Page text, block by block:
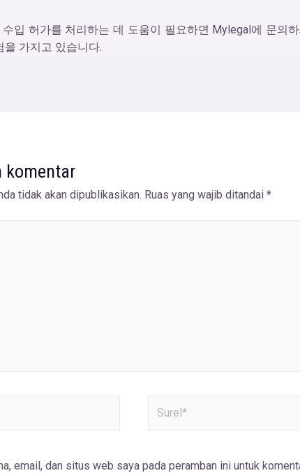
입 허가를 처리하는 데 도움이 필요하면 Mylegal에 문의
을 가지고 있습니다.
komentar
tidak akan dipublikasikan. Ruas yang wajib ditandai *
email, dan situs web saya pada peramban ini untuk